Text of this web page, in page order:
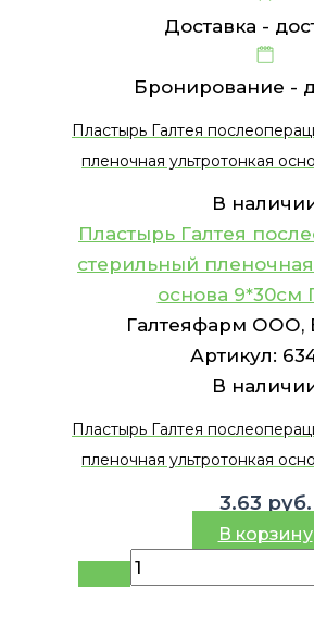
Доставка -
Бронирование -
Пластырь Галтея
пленочная ультротонкая
В
Пластырь Галтея
стерильный пленочная
основа 9*30см
Галтеяфарм ООО,
Артикул:
В
Пластырь Галтея
пленочная ультротонкая
3.63 руб.
В корзину